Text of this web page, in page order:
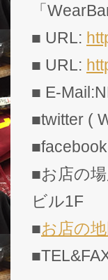
「
■ URL:
■ URL:
■ E-
■twitter (
■お店の
ビル1F
■お店の